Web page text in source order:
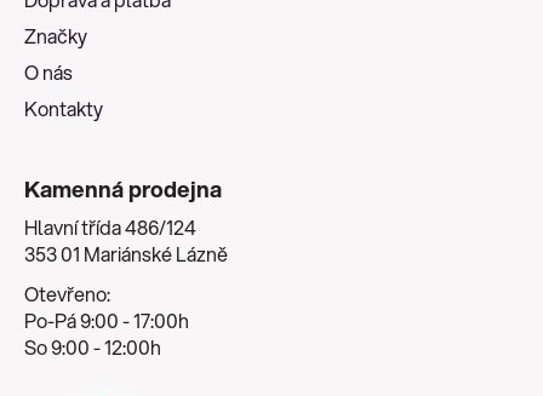
Značky
O nás
Kontakty
Kamenná prodejna
Hlavní třída 486/124
353 01 Mariánské Lázně
Otevřeno:
Po-Pá 9:00 - 17:00h
So 9:00 - 12:00h